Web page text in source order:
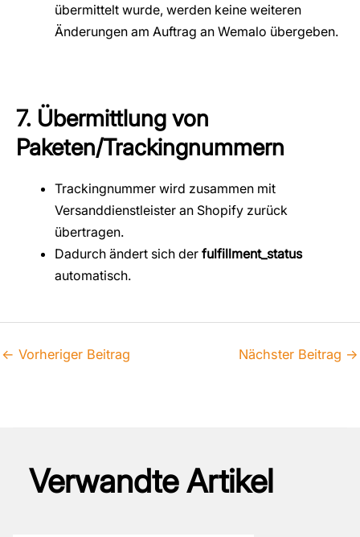
übermittelt wurde, werden keine weiteren
Änderungen am Auftrag an Wemalo übergeben.
7. Übermittlung von
Paketen/Trackingnummern
Trackingnummer wird zusammen mit
Versanddienstleister an Shopify zurück
übertragen.
Dadurch ändert sich der fulfillment_status
automatisch.
← Vorheriger Beitrag Nächster Beitrag →
Verwandte Artikel